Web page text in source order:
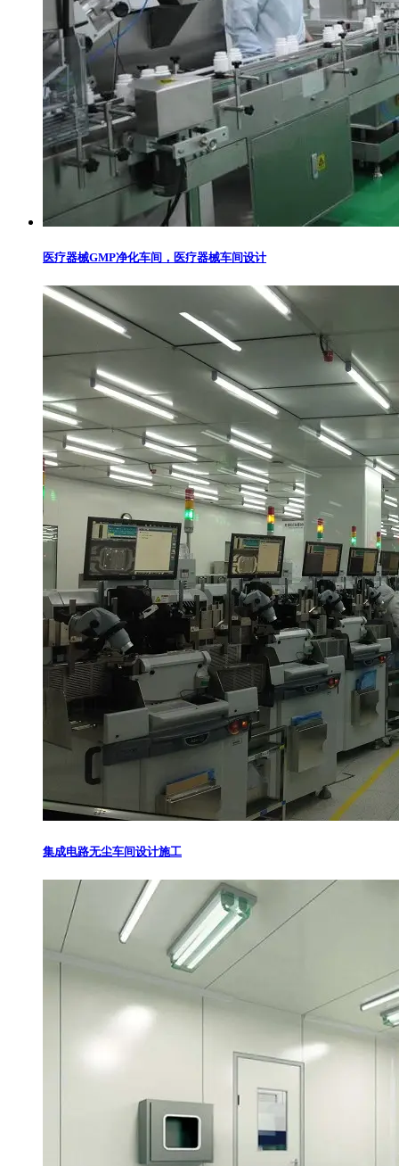
医疗器械GMP净化车间，医疗器械车间设计
集成电路无尘车间设计施工